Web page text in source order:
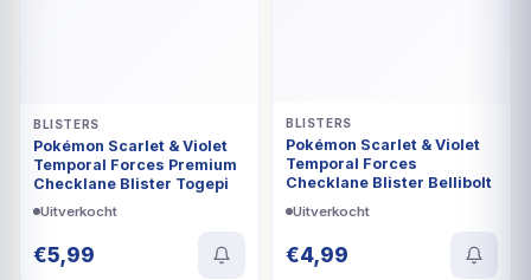
BLISTERS
Pokémon Scarlet & Violet
Temporal Forces Premium
Checklane Blister Togepi
Uitverkocht
€5,99
BLISTERS
Pokémon Scarlet & Violet
Temporal Forces
Checklane Blister Bellibolt
Uitverkocht
€4,99